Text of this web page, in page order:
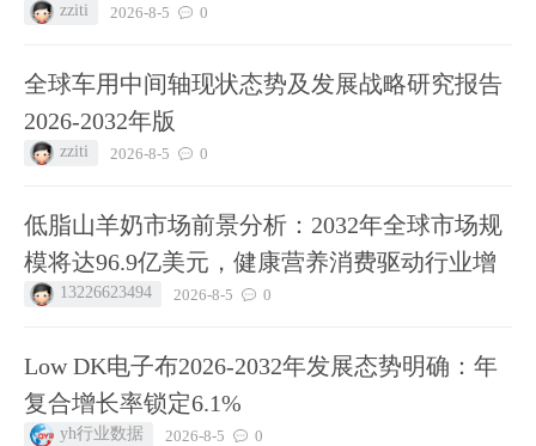
zziti 2026-8-5 0
全球车用中间轴现状态势及发展战略研究报告
2026-2032年版
zziti 2026-8-5 0
低脂山羊奶市场前景分析：2032年全球市场规
模将达96.9亿美元，健康营养消费驱动行业增
13226623494 2026-8-5 0
Low DK电子布2026-2032年发展态势明确：年
复合增长率锁定6.1%
yh行业数据 2026-8-5 0